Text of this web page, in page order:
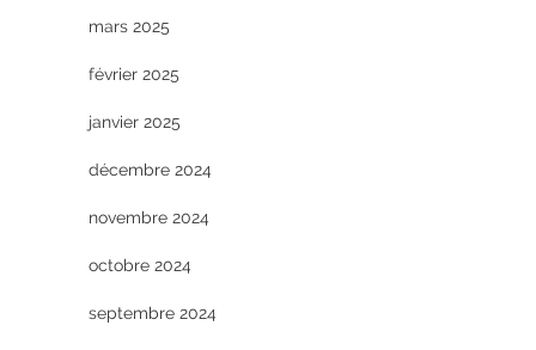
mars 2025
février 2025
janvier 2025
décembre 2024
novembre 2024
octobre 2024
septembre 2024